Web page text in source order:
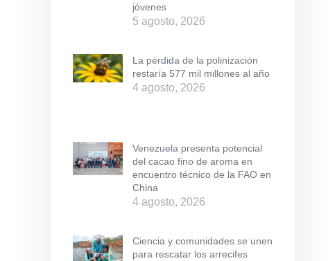
jóvenes
5 agosto, 2026
La pérdida de la polinización
restaría 577 mil millones al año
4 agosto, 2026
Venezuela presenta potencial
del cacao fino de aroma en
encuentro técnico de la FAO en
China
4 agosto, 2026
Ciencia y comunidades se unen
para rescatar los arrecifes